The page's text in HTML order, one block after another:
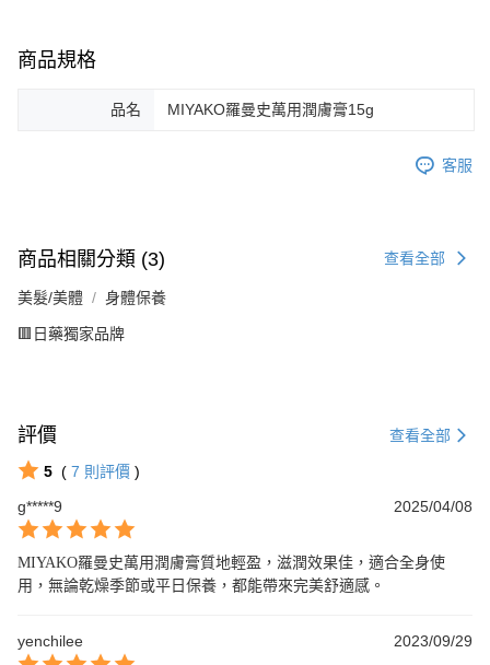
商品規格
品名 MIYAKO羅曼史萬用潤膚膏15g
客服
商品相關分類 (3) 查看全部
美髮/美體 身體保養
🟥日藥獨家品牌
評價 查看全部
5 ( 7 則評價 )
g*****9
2025/04/08
MIYAKO羅曼史萬用潤膚膏質地輕盈，滋潤效果佳，適合全身使
用，無論乾燥季節或平日保養，都能帶來完美舒適感。
yenchilee 2023/09/29